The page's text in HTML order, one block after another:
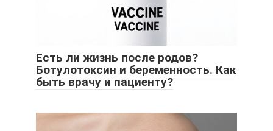
Есть ли жизнь после родов?
Ботулотоксин и беременность. Как
быть врачу и пациенту?